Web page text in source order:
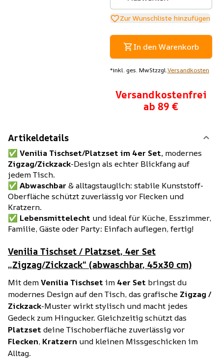
Zur Wunschliste hinzufügen
In den Warenkorb
*inkl. ges. MwStzzgl.Versandkosten
Versandkostenfrei
ab 89 €
Artikeldetails
✅ Venilia Tischset/Platzset im 4er Set, modernes
Zigzag/Zickzack-Design als echter Blickfang auf
jedem Tisch.
✅ Abwaschbar & alltagstauglich: stabile Kunststoff-
Oberfläche schützt zuverlässig vor Flecken und
Kratzern.
✅ Lebensmittelecht und ideal für Küche, Esszimmer,
Familie, Gäste oder Party: Einfach auflegen, fertig!
Venilia Tischset / Platzset, 4er Set
„Zigzag/Zickzack“ (abwaschbar, 45x30 cm)
Mit demVenilia Tischset im 4er Set bringst du
modernes Design auf den Tisch, das grafische Zigzag /
Zickzack-Muster wirkt stylisch und macht jedes
Gedeck zum Hingucker. Gleichzeitig schützt das
Platzset deine Tischoberfläche zuverlässig vor
Flecken, Kratzern und kleinen Missgeschicken im
Alltag.